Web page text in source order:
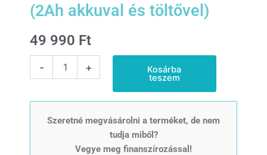
(2Ah akkuval és töltővel)
49 990 Ft
-
permetező
+ Kosárba
teszem
Szeretné megvásárolni a terméket, de nem
tudja miből?
Vegye meg finanszírozással!